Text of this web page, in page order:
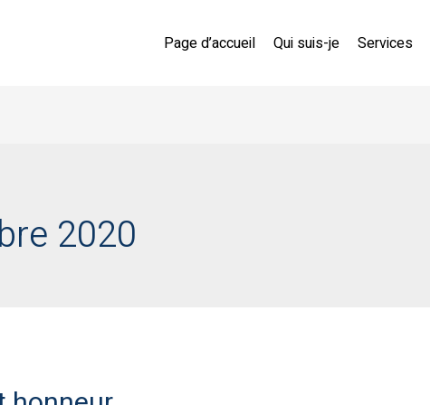
Page d’accueil Qui suis-je Services
2020